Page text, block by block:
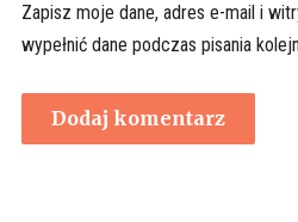
Zapisz moje dane, adres e-mail i
wypełnić dane podczas pisania